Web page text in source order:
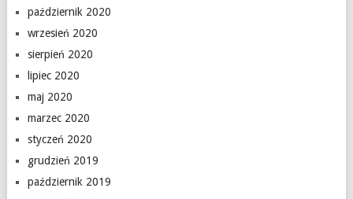
październik 2020
wrzesień 2020
sierpień 2020
lipiec 2020
maj 2020
marzec 2020
styczeń 2020
grudzień 2019
październik 2019